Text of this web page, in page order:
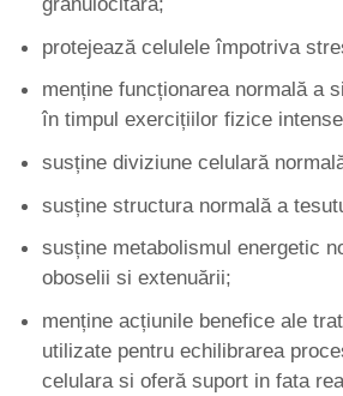
protejează celulele împotriva
menține funcționarea normală a
în timpul exercițiilor fizice
susține diviziune celulară
susține structura normală a
susține metabolismul energetic
oboselii si extenuării;
menține acțiunile benefice ale
utilizate pentru echilibrarea
celulara si oferă suport in fata